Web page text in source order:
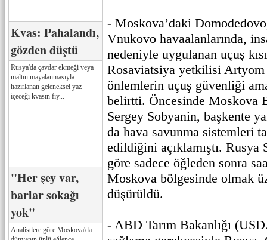
Kvas: Pahalandı,
gözden düştü
Rusya'da çavdar ekmeği veya
maltın mayalanmasıyla
hazırlanan geleneksel yaz
içeceği kvasın fiy...
"Her şey var,
barlar sokağı
yok"
Analistlere göre Moskova'da
- Moskova’daki
Vnukovo havaalanlarında,
nedeniyle uygulanan uçuş
Rosaviatsiya yetkilisi
önlemlerin uçuş güvenliği
belirtti. Öncesinde Moskova
Sergey Sobyanin, başkente
da hava savunma sistemleri
edildiğini açıklamıştı. Rusya
göre sadece öğleden sonra
Moskova bölgesinde olmak
düşürüldü.
- ABD Tarım Bakanlığı